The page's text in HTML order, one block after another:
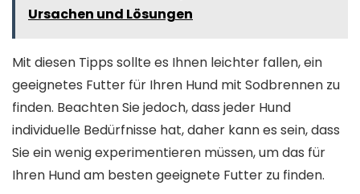
Ursachen und Lösungen
Mit diesen Tipps sollte es Ihnen leichter fallen, ein
geeignetes Futter für Ihren Hund mit Sodbrennen zu
finden. Beachten Sie jedoch, dass jeder Hund
individuelle Bedürfnisse hat, daher kann es sein, dass
Sie ein wenig experimentieren müssen, um das für
Ihren Hund am besten geeignete Futter zu finden.